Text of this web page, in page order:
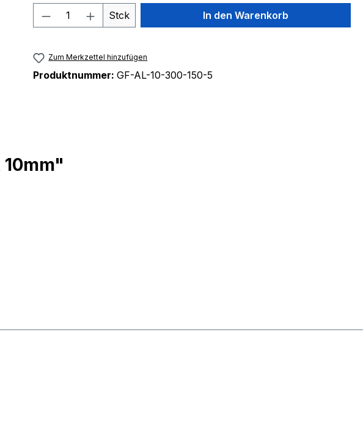
Produkt Anzahl: Gib den gewünschten Wert
Stck In den Warenkorb
Zum Merkzettel hinzufügen
Produktnummer: GF-AL-10-300-150-5
10mm"